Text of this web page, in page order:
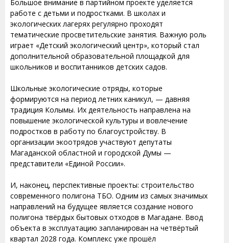
Большое внимание в партийном проекте уделяется
работе с детьми и подростками. В школах и
экологических лагерях регулярно проходят
тематические просветительские занятия. Важную роль
играет «Детский экологический центр», который стал
дополнительной образовательной площадкой для
школьников и воспитанников детских садов.
Школьные экологические отряды, которые
формируются на период летних каникул, — давняя
традиция Колымы. Их деятельность направлена на
повышение экологической культуры и вовлечение
подростков в работу по благоустройству. В
организации экоотрядов участвуют депутаты
Магаданской областной и городской Думы —
представители «Единой России».
И, наконец, перспективные проекты: строительство
современного полигона ТБО. Одним из самых значимых
направлений на будущее является создание нового
полигона твёрдых бытовых отходов в Магадане. Ввод
объекта в эксплуатацию запланирован на четвёртый
квартал 2028 года. Комплекс уже прошёл